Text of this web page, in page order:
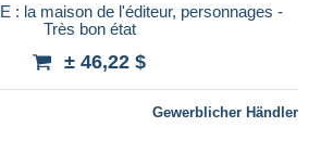
: la maison de l'éditeur, personnages -
Très bon état
± 46,22 $
Gewerblicher Händler